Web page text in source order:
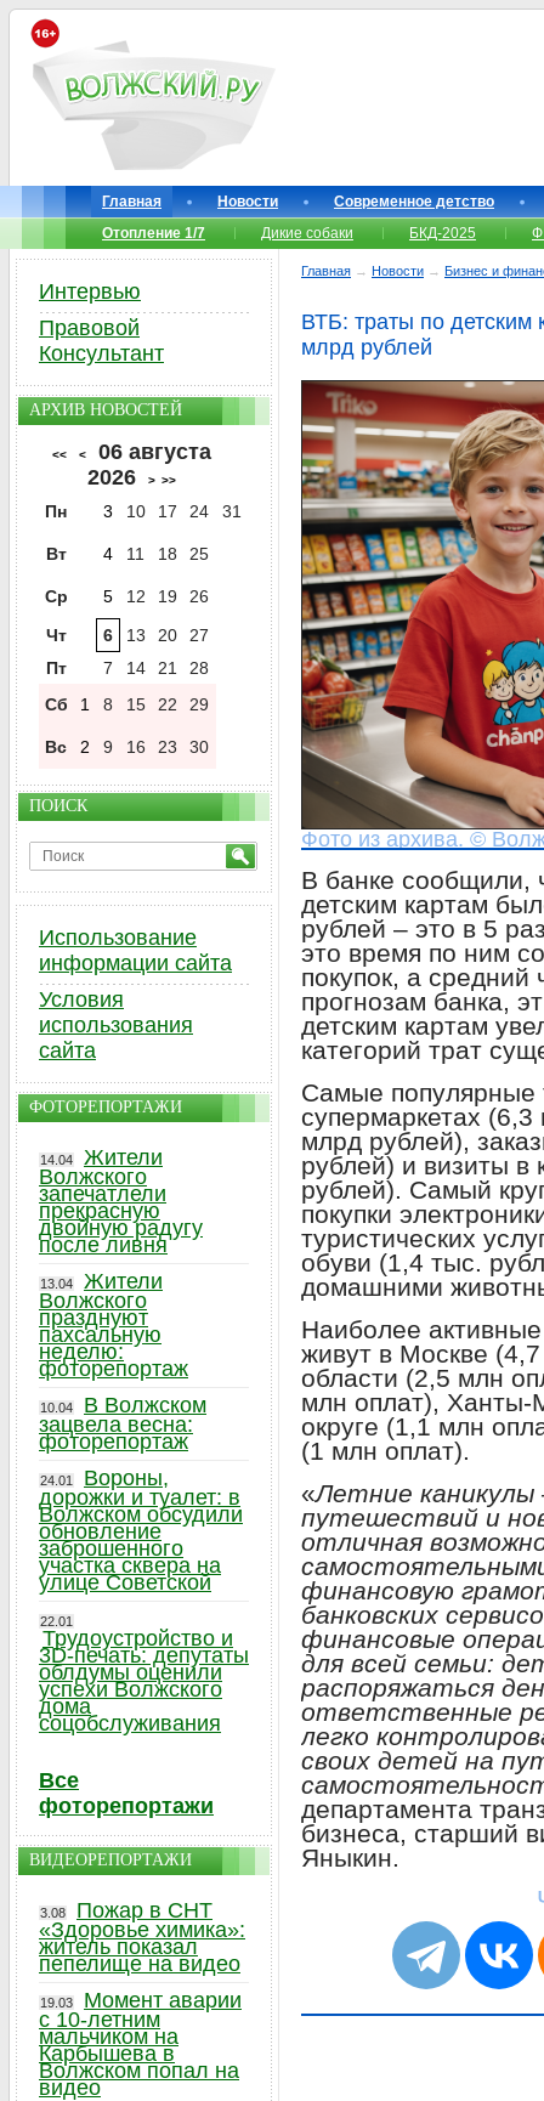
Главная Новости
Современное детство
Отопление 1/7
Дикие собаки БКД-2025
Главная → Новости → Бизнес и
ВТБ: траты по детским
млрд рублей
Фото из архива. ©
В банке сообщили,
детским картам
рублей – это в 5
это время по ним
покупок, а
прогнозам банка,
детским картам
категорий трат
Самые популярные
супермаркетах
млрд рублей),
рублей) и визиты
рублей). Самый
покупки
туристических
обуви (1,4 тыс.
домашними
Наиболее активные
живут в Москве
области (2,5 млн
млн оплат), Ханты-
округе (1,1 млн
(1 млн оплат).
«Летние
путешествий и
отличная
финансовую
банковских
финансовые
для всей семьи:
распоряжаться
ответственные
легко
своих детей на
департамента
бизнеса, старший
Яныкин.
Интервью
Правовой
Консультант
АРХИВ НОВОСТЕЙ
<< <
06 августа
2026
> >>
Пн 3 10 17 24 31
Вт 4 11 18 25
Ср 5 12 19
26
Чт
6 13 20
27
Пт
7 14 21
28
Сб
1 8 15 22 29
Вс 2 9 16 23 30
ПОИСК
Использование
информации сайта
Условия
использования
сайта
ФОТОРЕПОРТАЖИ
14.04
Жители
Волжского
запечатлели
прекрасную
двойную радугу
после ливня
13.04
Жители
Волжского
празднуют
пахсальную
неделю:
фоторепортаж
10.04
В Волжском
зацвела весна:
фоторепортаж
24.01
Вороны,
дорожки и туалет: в
Волжском обсудили
обновление
заброшенного
участка сквера на
улице Советской
22.01
Трудоустройство и
3D-печать: депутаты
облдумы оценили
успехи Волжского
дома
соцобслуживания
Все
фоторепортажи
ВИДЕОРЕПОРТАЖИ
3.08
Пожар в СНТ
«Здоровье химика»:
житель показал
пепелище на видео
19.03
Момент аварии
с 10-летним
мальчиком на
Карбышева в
Волжском попал на
видео